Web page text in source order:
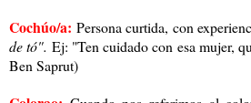
Cochúo/a: Persona curtida, con
de tó". Ej: "Ten cuidado con esa mujer,
Ben Saprut)